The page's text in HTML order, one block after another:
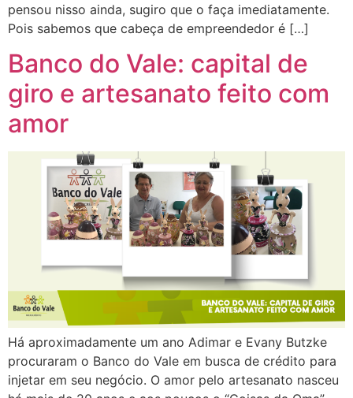
pensou nisso ainda, sugiro que o faça imediatamente.
Pois sabemos que cabeça de empreendedor é […]
Banco do Vale: capital de
giro e artesanato feito com
amor
Há aproximadamente um ano Adimar e Evany Butzke
procuraram o Banco do Vale em busca de crédito para
injetar em seu negócio. O amor pelo artesanato nasceu